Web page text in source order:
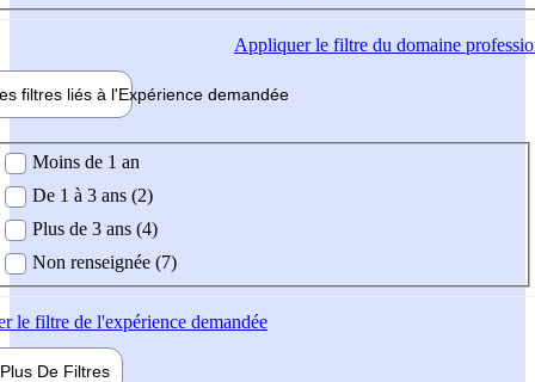
Appliquerle filtre du domaine
filtres liés à l'Expérience demandée
demandée
Moins de 1 an
De 1 à 3 ans (2)
Plus de 3 ans (4)
Non renseignée (7)
le filtre de l'expérience demandée
Plus De Filtres